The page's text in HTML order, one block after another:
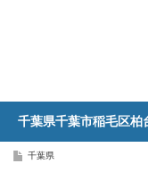
千葉県千葉市稲毛区柏
千葉県